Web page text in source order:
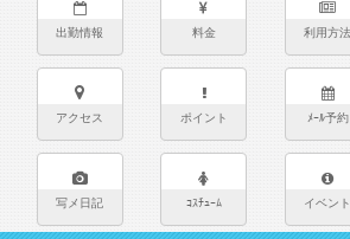
出勤情報 料金 利用方法
アクセス ポイント ﾒｰﾙ予約
写メ日記 ｺｽﾁｭｰﾑ イベント